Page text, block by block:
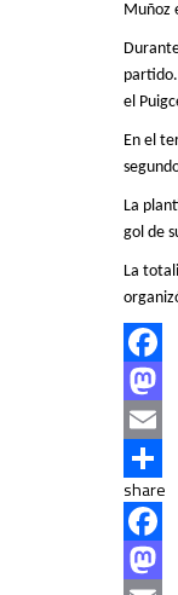
Muñoz
partido.
el
En el
La
gol de
La
Email
share